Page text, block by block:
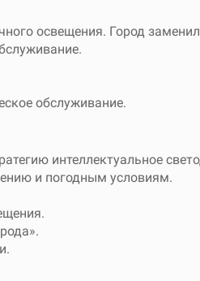
освещения. Город
обслуживание.
интеллектуальное
и погодным условиям.